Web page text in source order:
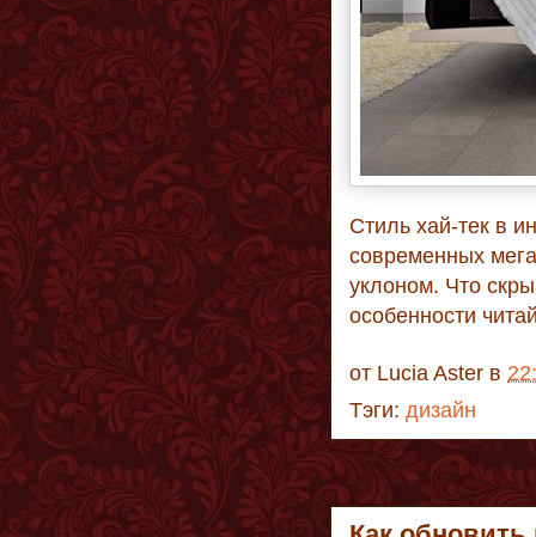
Стиль хай-тек в
современных
уклоном. Что
особенности
от Lucia Aster в
Тэги: дизайн